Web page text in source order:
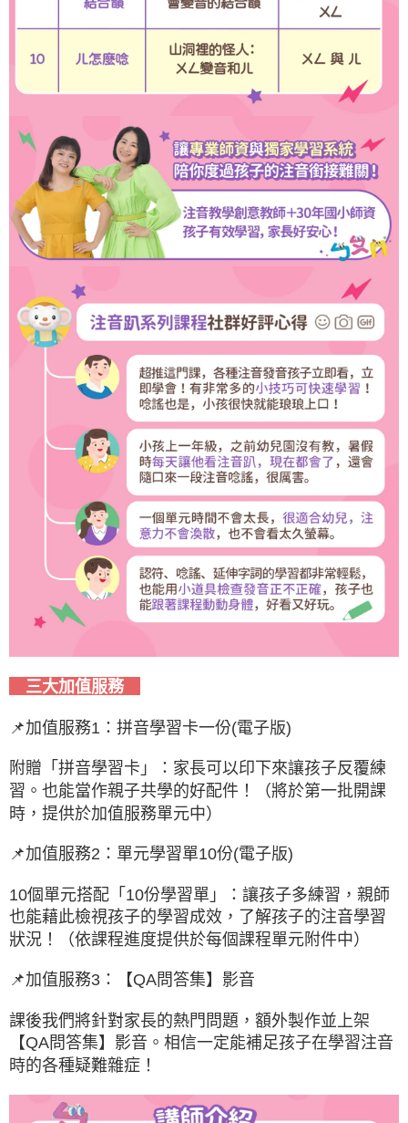
三大加值服務
📌加值服務1：拼音學習卡一份(電子版)
附贈「拼音學習卡」：家長可以印下來讓孩子反覆練
習。也能當作親子共學的好配件！（將於第一批開課
時，提供於加值服務單元中）
📌加值服務2：單元學習單10份(電子版)
10個單元搭配「10份學習單」：讓孩子多練習，親師
也能藉此檢視孩子的學習成效，了解孩子的注音學習
狀況！（依課程進度提供於每個課程單元附件中）
📌加值服務3：【QA問答集】影音
課後我們將針對家長的熱門問題，額外製作並上架
【QA問答集】影音。相信一定能補足孩子在學習注音
時的各種疑難雜症！